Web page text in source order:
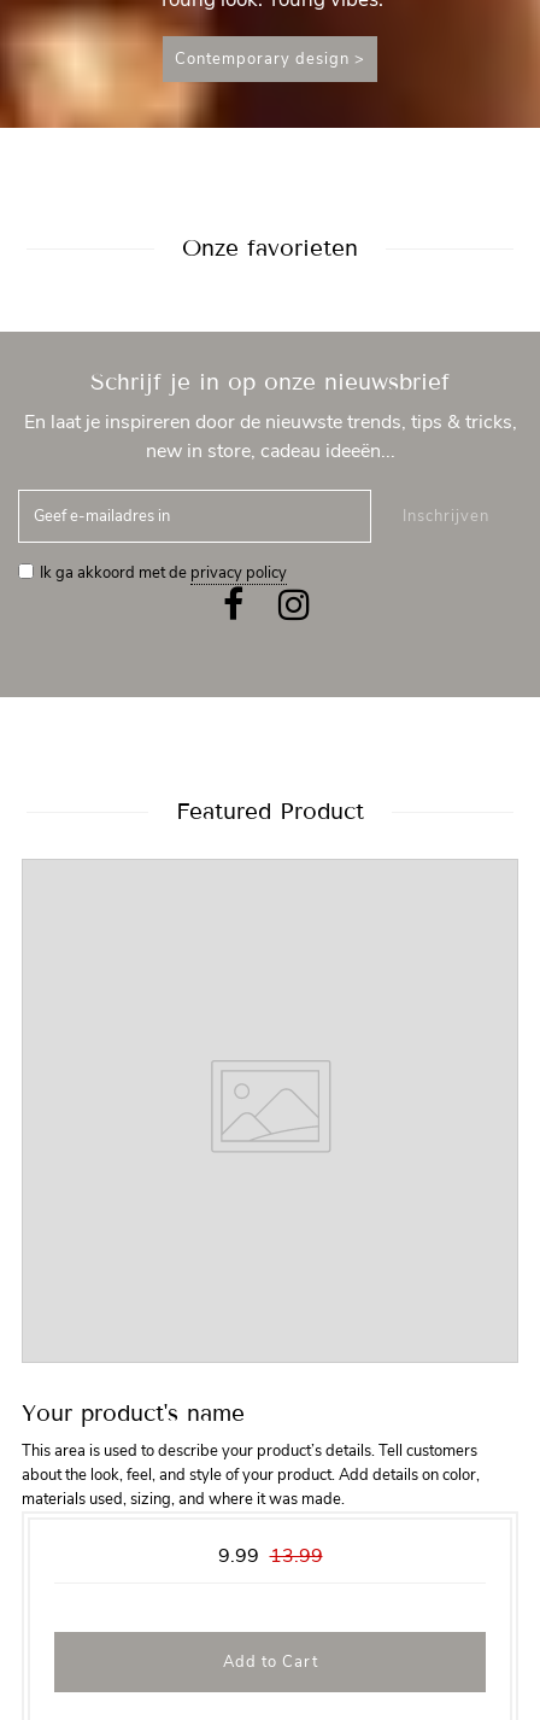
Contemporary design >
Onze favorieten
Schrijf je in op onze nieuwsbrief
En laat je inspireren door de nieuwste trends, tips & tricks,
new in store, cadeau ideeën...
Inschrijven
Ik ga akkoord met de privacy policy
Featured Product
Your product's name
This area is used to describe your product’s details. Tell customers
about the look, feel, and style of your product. Add details on color,
materials used, sizing, and where it was made.
9.99 13.99